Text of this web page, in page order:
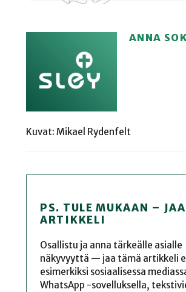
ANNA
Kuvat: Mikael Rydenfelt
PS. TULE MUKAAN –
ARTIKKELI
Osallistu ja anna tärkeälle asialle
näkyvyyttä — jaa tämä artikkeli
esimerkiksi sosiaalisessa
WhatsApp -sovelluksella,